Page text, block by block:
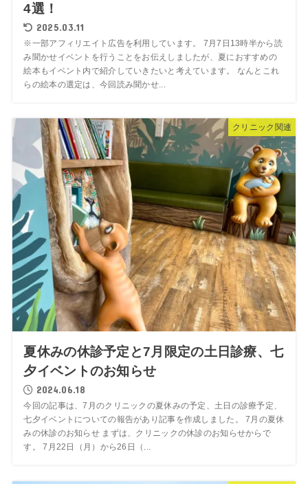
4選！
2025.03.11
※一部アフィリエイト広告を利用しています。 7月7日13時半から読
み聞かせイベントを行うことをお伝えしましたが、夏におすすめの
絵本もイベント内で紹介していきたいと考えています。 なんとこれ
らの絵本の選定は、今回読み聞かせ...
クリニック関連
夏休みの休診予定と7月限定の土日診療、七
夕イベントのお知らせ
2024.06.18
今回の記事は、7月のクリニックの夏休みの予定、土日の診療予定、
七夕イベントについての報告があり記事を作成しました。 7月の夏休
みの休診のお知らせ まずは、クリニックの休診のお知らせからで
す。 7月22日（月）から26日（...